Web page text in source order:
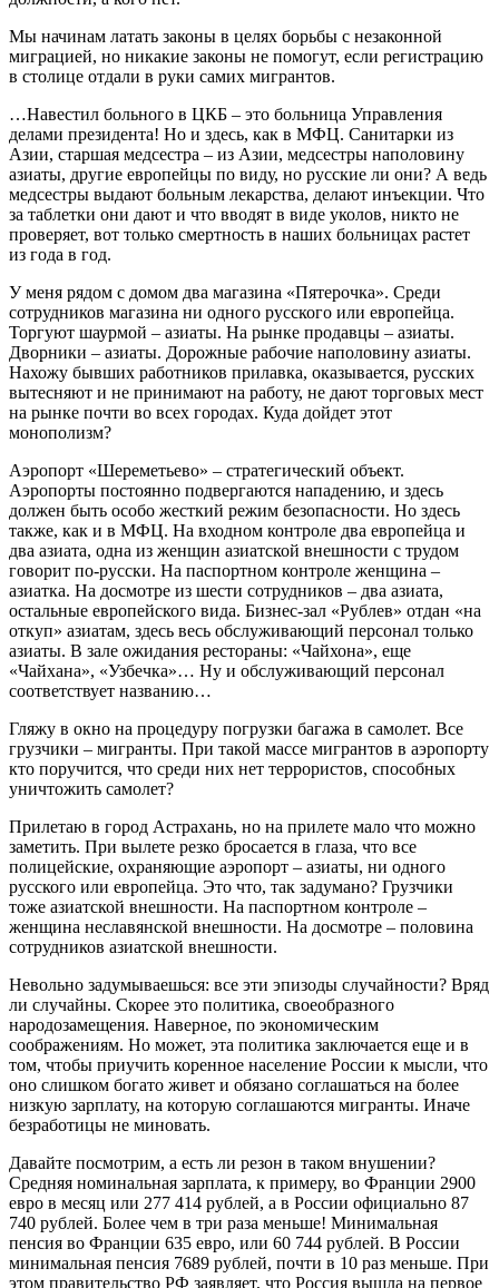
Мы начинам латать законы в целях борьбы с незаконной
миграцией, но никакие законы не помогут, если регистрацию
в столице отдали в руки самих мигрантов.
…Навестил больного в ЦКБ – это больница Управления
делами президента! Но и здесь, как в МФЦ. Санитарки из
Азии, старшая медсестра – из Азии, медсестры наполовину
азиаты, другие европейцы по виду, но русские ли они? А ведь
медсестры выдают больным лекарства, делают инъекции. Что
за таблетки они дают и что вводят в виде уколов, никто не
проверяет, вот только смертность в наших больницах растет
из года в год.
У меня рядом с домом два магазина «Пятерочка». Среди
сотрудников магазина ни одного русского или европейца.
Торгуют шаурмой – азиаты. На рынке продавцы – азиаты.
Дворники – азиаты. Дорожные рабочие наполовину азиаты.
Нахожу бывших работников прилавка, оказывается, русских
вытесняют и не принимают на работу, не дают торговых мест
на рынке почти во всех городах. Куда дойдет этот
монополизм?
Аэропорт «Шереметьево» – стратегический объект.
Аэропорты постоянно подвергаются нападению, и здесь
должен быть особо жесткий режим безопасности. Но здесь
также, как и в МФЦ. На входном контроле два европейца и
два азиата, одна из женщин азиатской внешности с трудом
говорит по-русски. На паспортном контроле женщина –
азиатка. На досмотре из шести сотрудников – два азиата,
остальные европейского вида. Бизнес-зал «Рублев» отдан «на
откуп» азиатам, здесь весь обслуживающий персонал только
азиаты. В зале ожидания рестораны: «Чайхона», еще
«Чайхана», «Узбечка»… Ну и обслуживающий персонал
соответствует названию…
Гляжу в окно на процедуру погрузки багажа в самолет. Все
грузчики – мигранты. При такой массе мигрантов в аэропорту
кто поручится, что среди них нет террористов, способных
уничтожить самолет?
Прилетаю в город Астрахань, но на прилете мало что можно
заметить. При вылете резко бросается в глаза, что все
полицейские, охраняющие аэропорт – азиаты, ни одного
русского или европейца. Это что, так задумано? Грузчики
тоже азиатской внешности. На паспортном контроле –
женщина неславянской внешности. На досмотре – половина
сотрудников азиатской внешности.
Невольно задумываешься: все эти эпизоды случайности? Вряд
ли случайны. Скорее это политика, своеобразного
народозамещения. Наверное, по экономическим
соображениям. Но может, эта политика заключается еще и в
том, чтобы приучить коренное население России к мысли, что
оно слишком богато живет и обязано соглашаться на более
низкую зарплату, на которую соглашаются мигранты. Иначе
безработицы не миновать.
Давайте посмотрим, а есть ли резон в таком внушении?
Средняя номинальная зарплата, к примеру, во Франции 2900
евро в месяц или 277 414 рублей, а в России официально 87
740 рублей. Более чем в три раза меньше! Минимальная
пенсия во Франции 635 евро, или 60 744 рублей. В России
минимальная пенсия 7689 рублей, почти в 10 раз меньше. При
этом правительство РФ заявляет, что Россия вышла на первое